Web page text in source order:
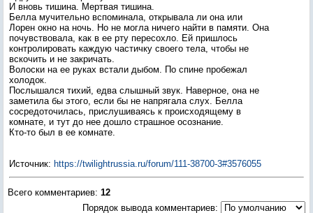
И вновь тишина. Мертвая тишина.
Белла мучительно вспоминала, открывала ли она или
Лорен окно на ночь. Но не могла ничего найти в памяти. Она
почувствовала, как в ее рту пересохло. Ей пришлось
контролировать каждую частичку своего тела, чтобы не
вскочить и не закричать.
Волоски на ее руках встали дыбом. По спине пробежал
холодок.
Послышался тихий, едва слышный звук. Наверное, она не
заметила бы этого, если бы не напрягала слух. Белла
сосредоточилась, прислушиваясь к происходящему в
комнате, и тут до нее дошло страшное осознание.
Кто-то был в ее комнате.
Источник: https://twilightrussia.ru/forum/111-38700-3#3576055
Всего комментариев: 12
Порядок вывода комментариев: